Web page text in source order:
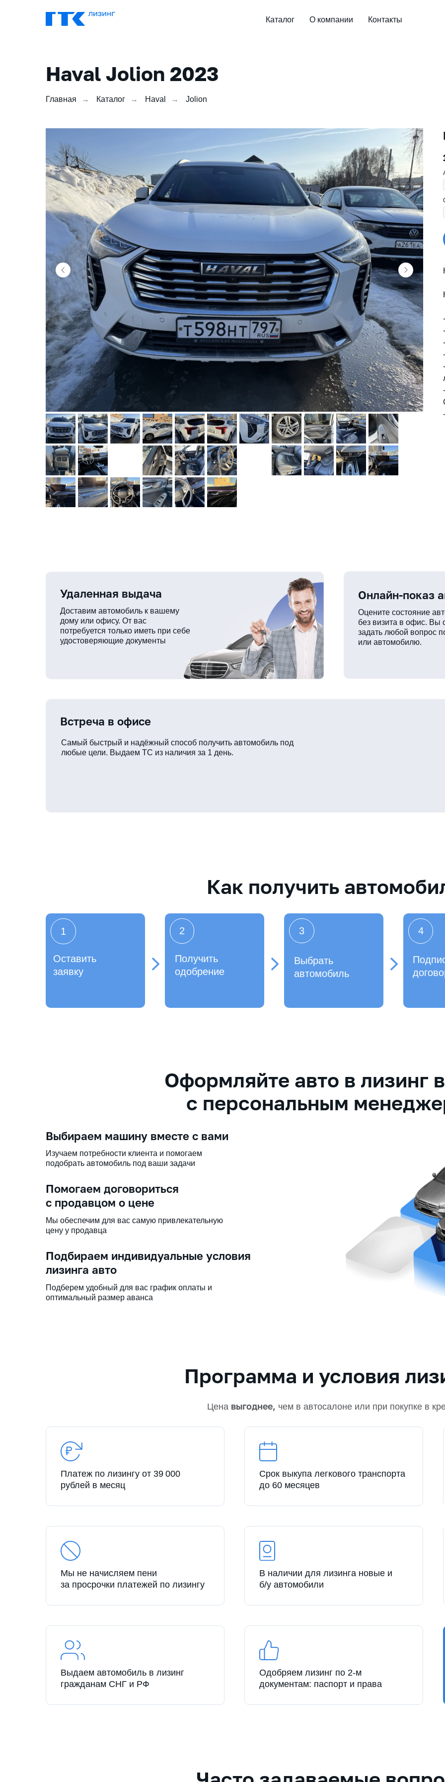
Каталог О компании Контакты
Haval Jolion 2023
Главная → Каталог → Haval → Jolion
Доставим автомобиль к вашему
дому или офису. От вас
потребуется только иметь при себе
удостоверяющие документы
Оцените состояние
без визита в офис. Вы
задать любой вопрос
или автомобилю.
Самый быстрый и надёжный способ получить автомобиль под
любые цели. Выдаем ТС из наличия за 1 день.
Удаленная выдача Онлайн-показ
Встреча в офисе
Как получить
4
Выбрать
автомобиль
3
Получить
одобрение
2
Оставить
заявку
1
Подбираем индивидуальные условия
лизинга авто
Подберем удобный для вас график оплаты и
оптимальный размер аванса
Помогаем договориться
с продавцом о цене
Мы обеспечим для вас самую привлекательную
цену у продавца
Выбираем машину вместе с вами
Изучаем потребности клиента и помогаем
подобрать автомобиль под ваши задачи
Оформляйте авто в лизинг
с персональным
Программа и условия
Цена выгоднее, чем в автосалоне или при покупке в
Платеж по лизингу от 39 000
рублей в месяц
Срок выкупа легкового транспорта
до 60 месяцев
Мы не начисляем пени
за просрочки платежей по лизингу
В наличии для лизинга новые и
б/у автомобили
Выдаем автомобиль в лизинг
гражданам СНГ и РФ
Одобряем лизинг по 2-м
документам: паспорт и права